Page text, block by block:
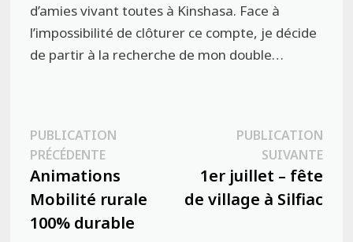
d’amies vivant toutes à Kinshasa. Face à
l’impossibilité de clôturer ce compte, je décide
de partir à la recherche de mon double…
Navigation
de
l’article
PUBLICATION
PRÉCÉDENTEPublication
précédente :
Animations
Mobilité rurale
100% durable
PUBLICATION
SUIVANTE
1er juillet – fête
de village à Silfiac